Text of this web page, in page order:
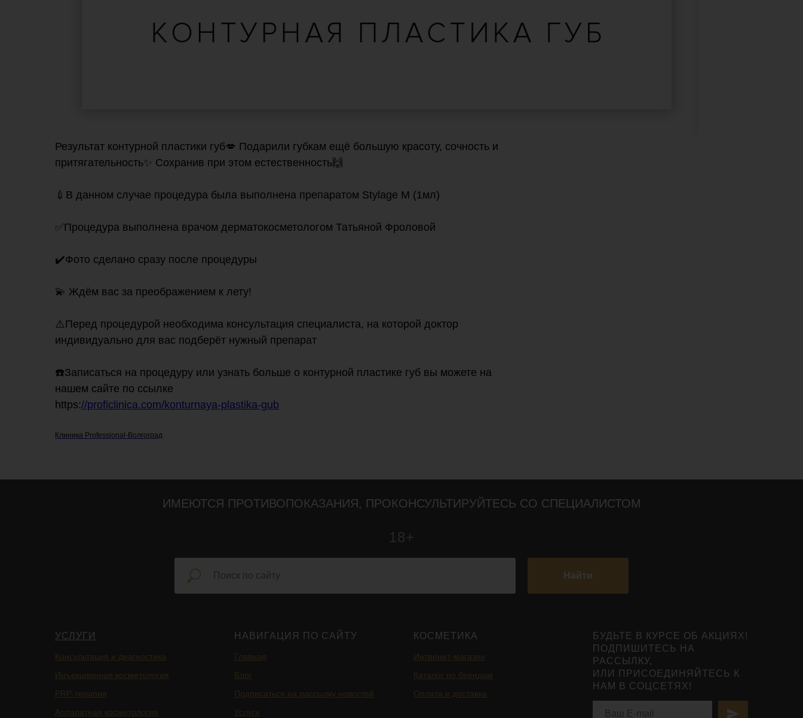
Результат контурной пластики губ💋 Подарили губкам ещё большую красоту, сочность и
притягательность✨ Сохранив при этом естественность🙌
💉В данном случае процедура была выполнена препаратом Stylage M (1мл)
✅Процедура выполнена врачом дерматокосметологом Татьяной Фроловой
✔️Фото сделано сразу после процедуры
💫 Ждём вас за преображением к лету!
⚠️Перед процедурой необходима консультация специалиста, на которой доктор
индивидуально для вас подберёт нужный препарат
☎️Записаться на процедуру или узнать больше о контурной пластике губ вы можете на
нашем сайте по ссылке
https://proficlinica.com/konturnaya-plastika-gub
Клиника Professional-Волгоград
ИМЕЮТСЯ ПРОТИВОПОКАЗАНИЯ, ПРОКОНСУЛЬТИРУЙТЕСЬ СО СПЕЦИАЛИСТОМ
18+
Найти
УСЛУГИ
Консультация и диагностика
Инъекционная косметология
PRP-терапия
Аппаратная косметология
НАВИГАЦИЯ ПО САЙТУ
Главная
Блог
Подписаться на рассылку новостей
Услуги
КОСМЕТИКА
Интернет-магазин
Каталог по брендам
Оплата и доставка
БУДЬТЕ В КУРСЕ ОБ АКЦИЯХ!
ПОДПИШИТЕСЬ НА
РАССЫЛКУ,
ИЛИ ПРИСОЕДИНЯЙТЕСЬ К
НАМ В СОЦСЕТЯХ!